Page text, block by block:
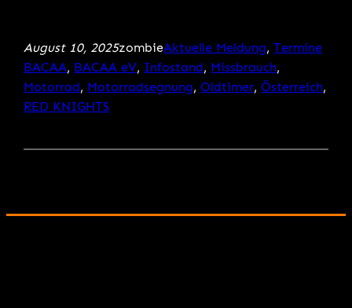
August 10, 2025zombieAktuelle Meldung, Termine
BACAA, BACAA eV, Infostand, Missbrauch
Motorrad, Motorradsegnung, Oldtimer, Österreich
RED KNIGHTS